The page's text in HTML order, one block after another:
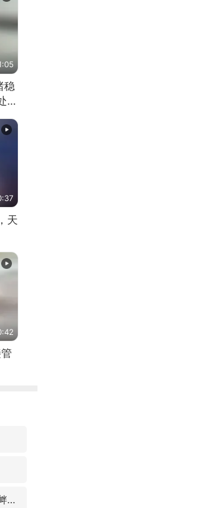
稳
都
天
国防部：中国军队坚决反制任何闹海挑衅图谋